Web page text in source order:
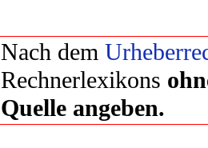
Nach dem
Rechnerlexikons
Quelle angeben.